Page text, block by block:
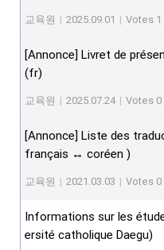
교육원 | 2025.09.01 | Votes 1
[Annonce] Livret de
(fr)
교육원 | 2025.07.24 | Votes 0
[Annonce] Liste des
français ↔ coréen )
교육원 | 2021.03.03 | Votes 0
Informations sur les
ersité catholique Daegu)